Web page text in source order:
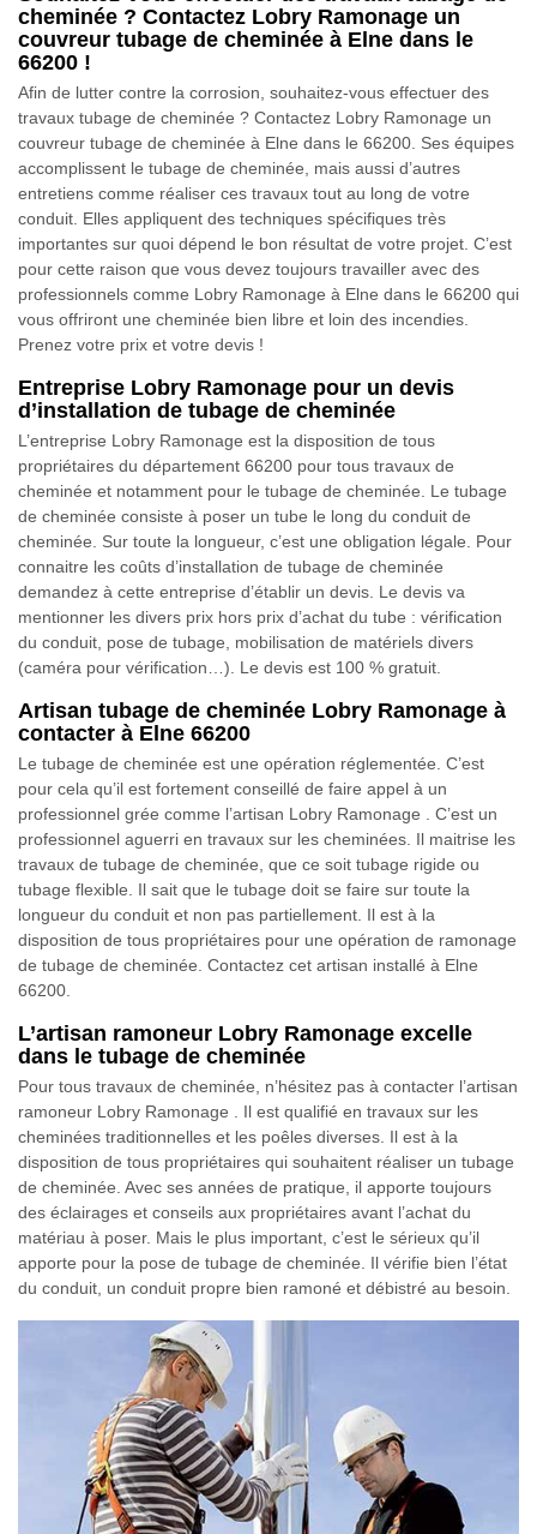
cheminée ? Contactez Lobry Ramonage un
couvreur tubage de cheminée à Elne dans le
66200 !
Afin de lutter contre la corrosion, souhaitez-vous effectuer des
travaux tubage de cheminée ? Contactez Lobry Ramonage un
couvreur tubage de cheminée à Elne dans le 66200. Ses équipes
accomplissent le tubage de cheminée, mais aussi d’autres
entretiens comme réaliser ces travaux tout au long de votre
conduit. Elles appliquent des techniques spécifiques très
importantes sur quoi dépend le bon résultat de votre projet. C’est
pour cette raison que vous devez toujours travailler avec des
professionnels comme Lobry Ramonage à Elne dans le 66200 qui
vous offriront une cheminée bien libre et loin des incendies.
Prenez votre prix et votre devis !
Entreprise Lobry Ramonage pour un devis
d’installation de tubage de cheminée
L’entreprise Lobry Ramonage est la disposition de tous
propriétaires du département 66200 pour tous travaux de
cheminée et notamment pour le tubage de cheminée. Le tubage
de cheminée consiste à poser un tube le long du conduit de
cheminée. Sur toute la longueur, c’est une obligation légale. Pour
connaitre les coûts d’installation de tubage de cheminée
demandez à cette entreprise d’établir un devis. Le devis va
mentionner les divers prix hors prix d’achat du tube : vérification
du conduit, pose de tubage, mobilisation de matériels divers
(caméra pour vérification…). Le devis est 100 % gratuit.
Artisan tubage de cheminée Lobry Ramonage à
contacter à Elne 66200
Le tubage de cheminée est une opération réglementée. C’est
pour cela qu’il est fortement conseillé de faire appel à un
professionnel grée comme l’artisan Lobry Ramonage . C’est un
professionnel aguerri en travaux sur les cheminées. Il maitrise les
travaux de tubage de cheminée, que ce soit tubage rigide ou
tubage flexible. Il sait que le tubage doit se faire sur toute la
longueur du conduit et non pas partiellement. Il est à la
disposition de tous propriétaires pour une opération de ramonage
de tubage de cheminée. Contactez cet artisan installé à Elne
66200.
L’artisan ramoneur Lobry Ramonage excelle
dans le tubage de cheminée
Pour tous travaux de cheminée, n’hésitez pas à contacter l’artisan
ramoneur Lobry Ramonage . Il est qualifié en travaux sur les
cheminées traditionnelles et les poêles diverses. Il est à la
disposition de tous propriétaires qui souhaitent réaliser un tubage
de cheminée. Avec ses années de pratique, il apporte toujours
des éclairages et conseils aux propriétaires avant l’achat du
matériau à poser. Mais le plus important, c’est le sérieux qu’il
apporte pour la pose de tubage de cheminée. Il vérifie bien l’état
du conduit, un conduit propre bien ramoné et débistré au besoin.